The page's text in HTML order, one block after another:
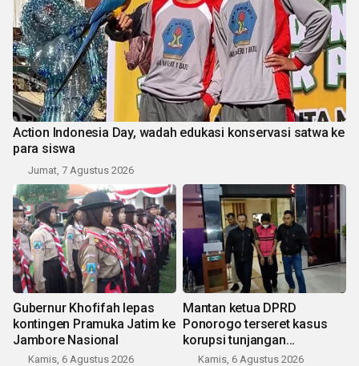
Action Indonesia Day, wadah edukasi konservasi satwa ke
para siswa
Jumat, 7 Agustus 2026
Gubernur Khofifah lepas
kontingen Pramuka Jatim ke
Jambore Nasional
Kamis, 6 Agustus 2026
Mantan ketua DPRD
Ponorogo terseret kasus
korupsi tunjangan
perumahan
Kamis, 6 Agustus 2026